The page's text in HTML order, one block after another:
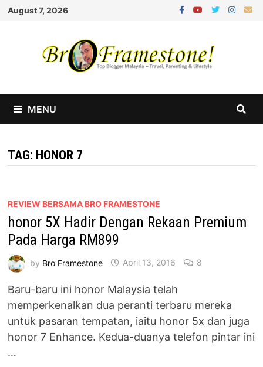
Skip
August 7, 2026
MENU
TAG: HONOR 7
REVIEW BERSAMA BRO FRAMESTONE
honor 5X Hadir Dengan Rekaan Premium
Pada Harga RM899
by Bro Framestone April 13, 2016 8
Baru-baru ini honor Malaysia telah
memperkenalkan dua peranti terbaru mereka
untuk pasaran tempatan, iaitu honor 5x dan juga
honor 7 Enhance. Kedua-duanya telefon pintar ini
…